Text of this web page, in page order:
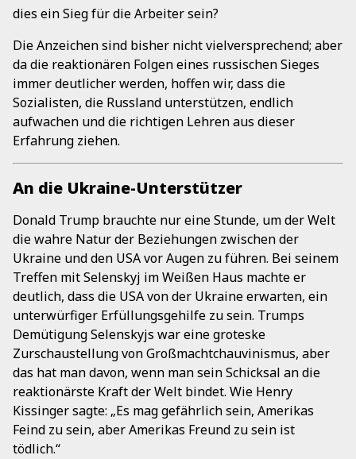
dies ein Sieg für die Arbeiter sein?
Die Anzeichen sind bisher nicht vielversprechend; aber
da die reaktionären Folgen eines russischen Sieges
immer deutlicher werden, hoffen wir, dass die
Sozialisten, die Russland unterstützen, endlich
aufwachen und die richtigen Lehren aus dieser
Erfahrung ziehen.
An die Ukraine-Unterstützer
Donald Trump brauchte nur eine Stunde, um der Welt
die wahre Natur der Beziehungen zwischen der
Ukraine und den USA vor Augen zu führen. Bei seinem
Treffen mit Selenskyj im Weißen Haus machte er
deutlich, dass die USA von der Ukraine erwarten, ein
unterwürfiger Erfüllungsgehilfe zu sein. Trumps
Demütigung Selenskyjs war eine groteske
Zurschaustellung von Großmachtchauvinismus, aber
das hat man davon, wenn man sein Schicksal an die
reaktionärste Kraft der Welt bindet. Wie Henry
Kissinger sagte: „Es mag gefährlich sein, Amerikas
Feind zu sein, aber Amerikas Freund zu sein ist
tödlich.“